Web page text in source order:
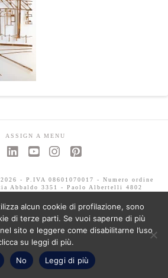
ASSIGN A MENU
- P.IVA 08601070017 - Numero ordine
Abbaldo 3351 - Paolo Albertelli 4802
alcun cookie di profilazione, sono
di terze parti. Se vuoi saperne di più
sito e leggere come disabilitarne l’uso
su leggi di più.
No Leggi di più